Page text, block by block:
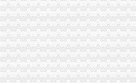
民办幼儿园、-重庆市渝北区双凤桥高屋幼儿
双林股份：关于公司次公开发行股票并在创
渝北迅速处理“双凤桥街道工作人员上班牌博”
硒鼓；墨盒；-渝北区双凤桥街道新城办公设
安徽宏基建设项目管理有限公司
两路办执照
【南餐饮业办理营业执照的详细流程】价格,
广州一般纳税人申请：办执照一起有牌经营办